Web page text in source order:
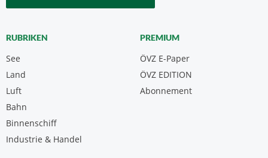
RUBRIKEN
See
Land
Luft
Bahn
Binnenschiff
Industrie & Handel
PREMIUM
ÖVZ E-Paper
Abonnement
ÖVZ EDITION